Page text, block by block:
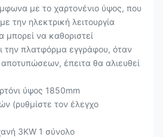
με το χαρτονένιο ύψος, που
την ηλεκτρική λειτουργία
να καθοριστεί
την πλατφόρμα εγγράφου, όταν
έπειτα θα αλιευθεί
ύψος 1850mm
(ρυθμίστε τον έλεγχο
3KW 1 σύνολο